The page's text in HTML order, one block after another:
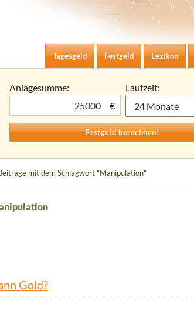
Zinsen berechnen
Zum Inhalt springen
Tagesgeld
Festgeld Lexikon
Anlagesumme:
€
Laufzeit:
mit dem Schlagwort "Manipulation"
Gold?